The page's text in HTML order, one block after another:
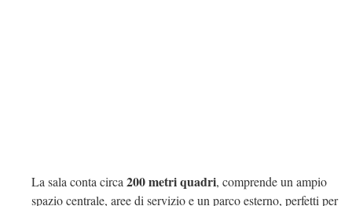
La sala conta circa200 metri quadri, comprende un ampio
spazio centrale, aree di servizio e un parco esterno, perfetti per